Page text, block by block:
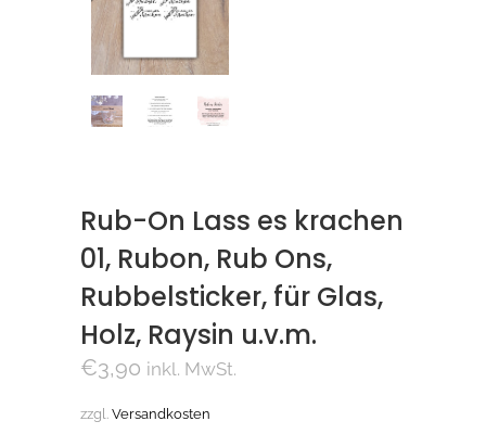
Rub-On Lass es krachen
01, Rubon, Rub Ons,
Rubbelsticker, für Glas,
Holz, Raysin u.v.m.
€3,90 inkl. MwSt.
zzgl. Versandkosten